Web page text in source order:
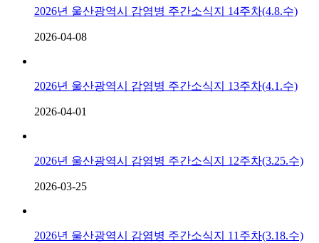
2026년 울산광역시 감염병 주간소식지 14주차(4.8.수)
2026-04-08
2026년 울산광역시 감염병 주간소식지 13주차(4.1.수)
2026-04-01
2026년 울산광역시 감염병 주간소식지 12주차(3.25.수)
2026-03-25
2026년 울산광역시 감염병 주간소식지 11주차(3.18.수)